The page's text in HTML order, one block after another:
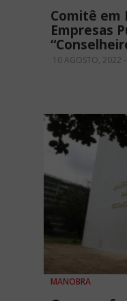
Comitê em
Empresas
10 AGOSTO, 2022
MANOBRA